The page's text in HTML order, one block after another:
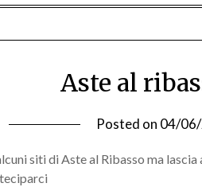
Aste al
Posted on 04/
siti di Aste al Ribasso ma